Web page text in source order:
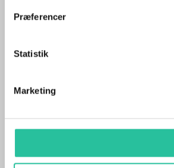
Præferencer
Statistik
Marketing